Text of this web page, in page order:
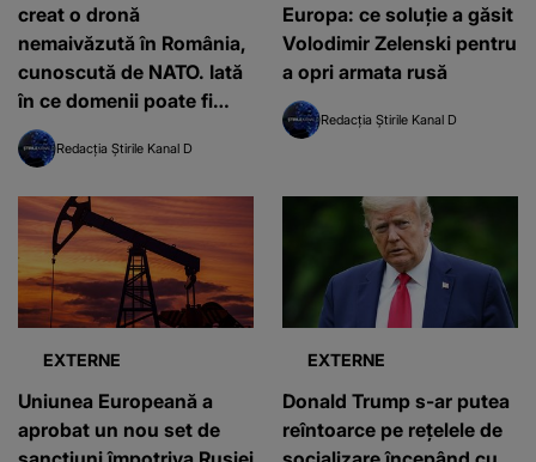
creat o dronă
nemaivăzută în România,
cunoscută de NATO. Iată
în ce domenii poate fi
utilizată
Redacția Știrile Kanal D
Europa: ce soluție a găsit
Volodimir Zelenski pentru
a opri armata rusă
Redacția Știrile Kanal D
EXTERNE
Uniunea Europeană a
aprobat un nou set de
EXTERNE
Donald Trump s-ar putea
reîntoarce pe rețelele de